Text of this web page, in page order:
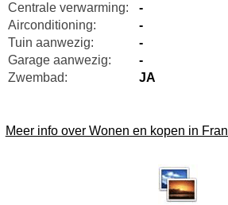
Centrale verwarming:
-
Airconditioning:
-
Tuin aanwezig:
-
Garage aanwezig:
-
Zwembad:
JA
Meer info over Wonen en kopen in